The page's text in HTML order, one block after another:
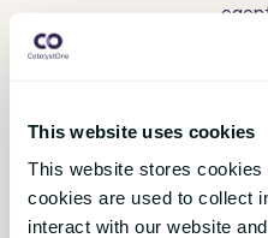
This website uses cookies
This website stores
cookies are used to collect
interact with our website
lätt
är